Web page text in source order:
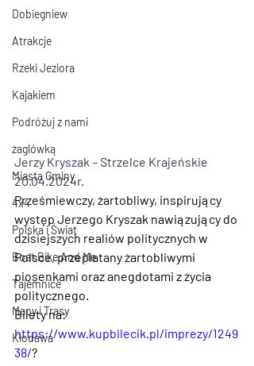
Dobiegniew
Atrakcje
Rzeki Jeziora
Kajakiem
Podróżuj z nami
żaglówką
Miasta Gminy
4x4
Polska i Świat
Boat Bike And Me
Tajemnice
Mapy i Trasy
Kłodawa
Jerzy Kryszak – Strzelce Krajeńskie
20.04.2024r.
Prześmiewczy, żartobliwy, inspirujący
występ Jerzego Kryszak nawiązujący do
dzisiejszych realiów politycznych w
Polsce, przeplatany żartobliwymi
piosenkami oraz anegdotami z życia
politycznego.
Bilety na:
https://www.kupbilecik.pl/imprezy/1249
38/?